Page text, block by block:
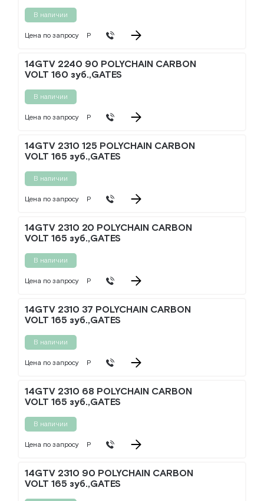
В наличии
Цена по запросу Р
14GTV 2240 90 POLYCHAIN CARBON
VOLT 160 зуб.,GATES
В наличии
Цена по запросу Р
14GTV 2310 125 POLYCHAIN CARBON
VOLT 165 зуб.,GATES
В наличии
Цена по запросу Р
14GTV 2310 20 POLYCHAIN CARBON
VOLT 165 зуб.,GATES
В наличии
Цена по запросу Р
14GTV 2310 37 POLYCHAIN CARBON
VOLT 165 зуб.,GATES
В наличии
Цена по запросу Р
14GTV 2310 68 POLYCHAIN CARBON
VOLT 165 зуб.,GATES
В наличии
Цена по запросу Р
14GTV 2310 90 POLYCHAIN CARBON
VOLT 165 зуб.,GATES